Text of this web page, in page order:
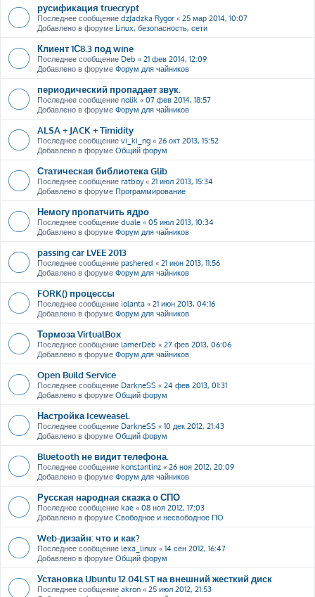
русификация truecrypt
Последнее сообщение dzJadzka Rygor « 25 мар 2014, 10:07
Добавлено в форуме Linux, безопасность, сети
Клиент 1С8.3 под wine
Последнее сообщение Deb « 21 фев 2014, 12:09
Добавлено в форуме Форум для чайников
периодический пропадает звук.
Последнее сообщение nolik « 07 фев 2014, 18:57
Добавлено в форуме Форум для чайников
ALSA + JACK + Timidity
Последнее сообщение vi_ki_ng « 26 окт 2013, 15:52
Добавлено в форуме Общий форум
Статическая библиотека Glib
Последнее сообщение ratboy« 21 июл 2013, 15:34
Добавлено в форуме Программирование
Немогу пропатчить ядро
Последнее сообщение duale « 05 июл 2013, 10:34
Добавлено в форуме Форум для чайников
passing car LVEE 2013
Последнее сообщение pashered « 21 июн 2013, 11:56
Добавлено в форуме Форум для чайников
FORK() процессы
Последнее сообщение iolanta « 21 июн 2013, 04:16
Добавлено в форуме Форум для чайников
Тормоза VirtualBox
Последнее сообщение lamerDeb « 27 фев 2013, 06:06
Добавлено в форуме Форум для чайников
Open Build Service
Последнее сообщение DarkneSS « 24 фев 2013, 01:31
Добавлено в форуме Общий форум
Настройка Iceweasel.
Последнее сообщение DarkneSS « 10 дек 2012, 21:43
Добавлено в форуме Общий форум
Bluetooth не видит телефона.
Последнее сообщение konstantinz « 26 ноя 2012, 20:09
Добавлено в форуме Форум для чайников
Русская народная сказка о СПО
Последнее сообщение kae « 08 ноя 2012, 17:03
Добавлено в форуме Свободное и несвободное ПО
Web-дизайн: что и как?
Последнее сообщение lexa_linux « 14 сен 2012, 16:47
Добавлено в форуме Общий форум
Установка Ubuntu 12.04LST на внешний жесткий диск
Последнее сообщение akron « 25 июл 2012, 21:53